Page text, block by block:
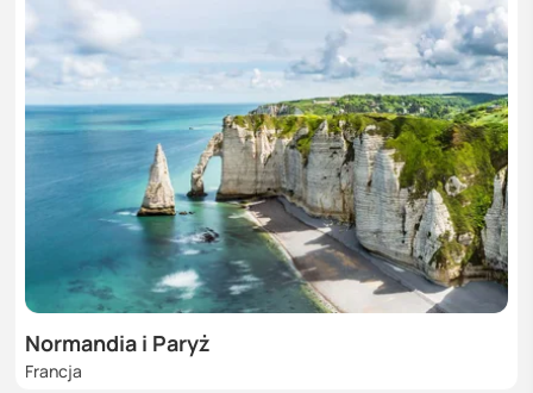
Normandia i Paryż
Francja